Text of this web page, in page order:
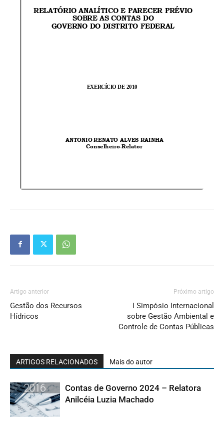
Artigo anterior
Gestão dos Recursos
Hídricos
Próximo artigo
I Simpósio Internacional
sobre Gestão Ambiental e
Controle de Contas Públicas
ARTIGOS RELACIONADOS Mais do autor
Contas de Governo 2024 – Relatora
Anilcéia Luzia Machado